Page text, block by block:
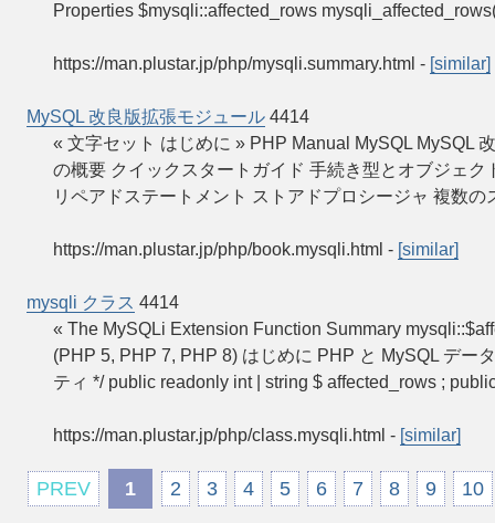
Properties $mysqli::affected_rows
https://man.plustar.jp/php/mysqli.summary.html - [similar]
MySQL 改良版拡張モジュール 4414
« 文字セット はじめに » PHP Manual MySQL MySQL
の概要 クイックスタートガイド 手続き型とオブジェ
リペアドステートメント ストアドプロシージャ 複数
https://man.plustar.jp/php/book.mysqli.html - [similar]
mysqli クラス 4414
« The MySQLi Extension Function Summary
(PHP 5, PHP 7, PHP 8) はじめに PHP と MySQL デー
ティ */ public readonly int | string $ affected_rows ;
https://man.plustar.jp/php/class.mysqli.html - [similar]
PREV 1 2 3 4 5 6 7 8 9 10